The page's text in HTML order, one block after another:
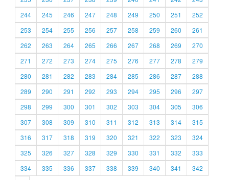
244
245 246 247 248 249 250 251
252
253
254 255 256 257 258 259 260
261
262
263 264 265 266 267 268 269
270
271
272 273 274 275 276 277 278
279
280
281 282 283 284 285 286 287
288
289
290 291 292 293 294 295 296
297
298
299 300 301 302 303 304 305
306
307
308 309 310 311 312 313 314
315
316
317 318 319 320 321 322 323
324
325
326 327 328 329 330 331 332
333
334
335 336 337 338 339 340 341
342